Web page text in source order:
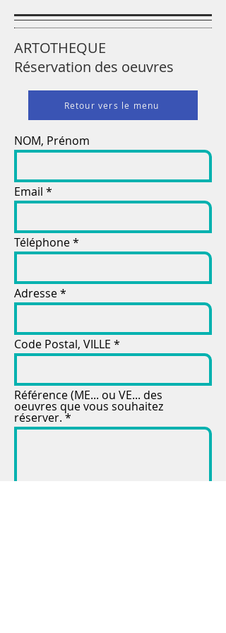
ARTOTHEQUE
Réservation des oeuvres
Retour vers le menu
NOM, Prénom
Email
Téléphone
Adresse
Code Postal, VILLE
Référence (ME... ou VE... des
oeuvres que vous souhaitez
réserver.